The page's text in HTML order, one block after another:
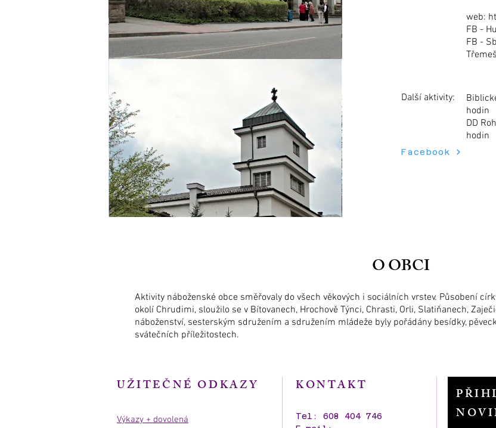
web:
FB -
FB -
Další aktivity:
hodin
DD
hodin
Facebook
O OBCI
Aktivity náboženské obce směřovaly do všech věkových i sociálních vrstev. Působení
okolí Chrudimi, sloužilo se v Bítovanech, Hrochově Týnci, Chrasti, Orli, Slatiňanech,
náboženství, sesterským sdružením a sdružením mládeže byly pořádány besídky,
svátečních příležitostech.
UŽITEČNÉ ODKAZY
Výkazy + dovolená
KONTAKT
Tel: 608 404 746